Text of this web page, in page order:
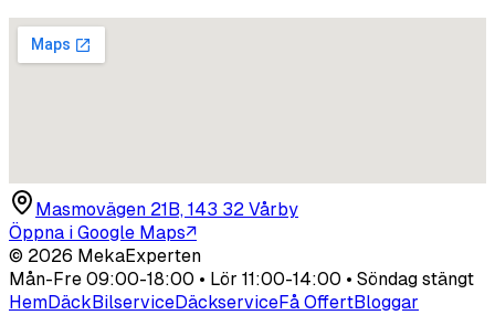
Masmovägen 21B, 143 32 Vårby
Öppna i Google Maps↗
© 2026 MekaExperten
Mån-Fre 09:00-18:00 • Lör 11:00-14:00 • Söndag stängt
HemDäckBilserviceDäckserviceFå OffertBloggar